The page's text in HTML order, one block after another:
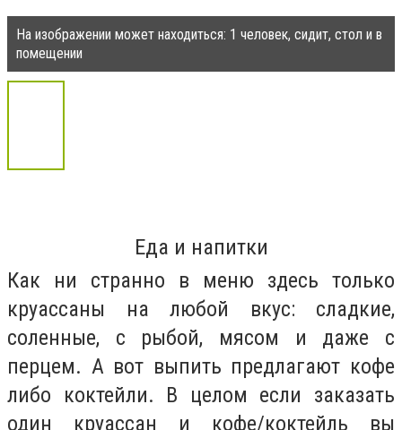
На изображении может находиться: 1 человек, сидит, стол и в
помещении
Еда и напитки
Как ни странно в меню здесь только
круассаны на любой вкус: сладкие,
соленные, с рыбой, мясом и даже с
перцем. А вот выпить предлагают кофе
либо коктейли. В целом если заказать
один круассан и кофе/коктейль вы